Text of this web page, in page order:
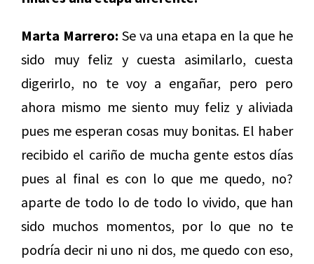
Marta Marrero: Se va una etapa en la que he
sido muy feliz y cuesta asimilarlo, cuesta
digerirlo, no te voy a engañar, pero pero
ahora mismo me siento muy feliz y aliviada
pues me esperan cosas muy bonitas. El haber
recibido el cariño de mucha gente estos días
pues al final es con lo que me quedo, no?
aparte de todo lo de todo lo vivido, que han
sido muchos momentos, por lo que no te
podría decir ni uno ni dos, me quedo con eso,